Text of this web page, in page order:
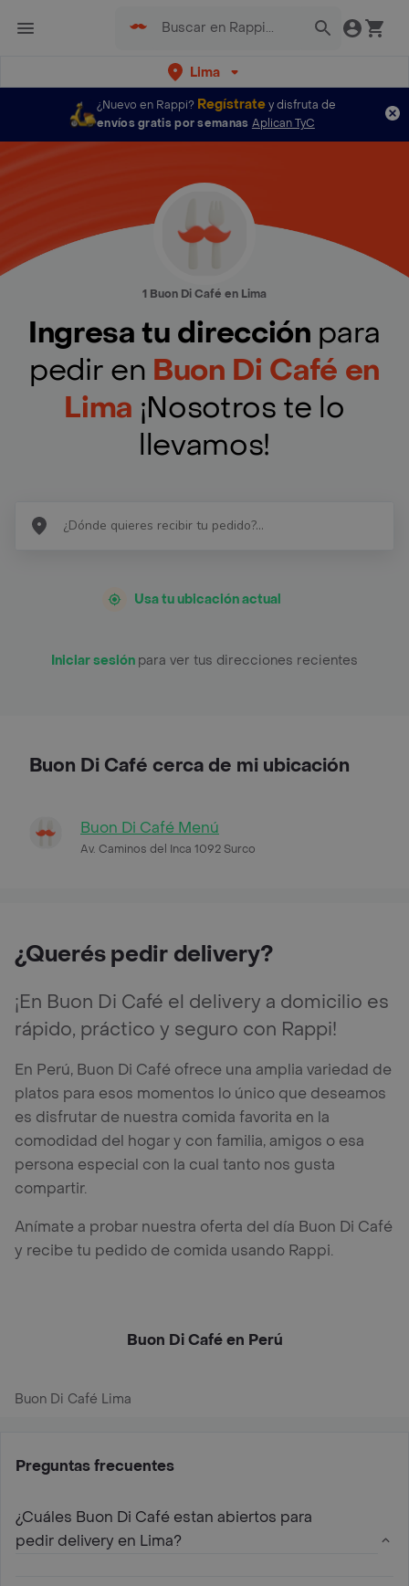
Lima
¿Nuevo en Rappi? Regístratey disfruta de
envíos gratis por semanas Aplican TyC
1 Buon Di Café en Lima
Ingresa tu dirección para
pedir en Buon Di Café en
Lima ¡Nosotros te lo
llevamos!
Usa tu ubicación actual
Iniciar sesión para ver tus direcciones recientes
Buon Di Café cerca de mi ubicación
Buon Di Café Menú
Av. Caminos del Inca 1092 Surco
¿Querés pedir delivery?
¡En Buon Di Café el delivery a domicilio es
rápido, práctico y seguro con Rappi!
En Perú, Buon Di Café ofrece una amplia variedad de
platos para esos momentos lo único que deseamos
es disfrutar de nuestra comida favorita en la
comodidad del hogar y con familia, amigos o esa
persona especial con la cual tanto nos gusta
compartir.
Anímate a probar nuestra oferta del día Buon Di Café
y recibe tu pedido de comida usando Rappi.
Buon Di Café en Perú
Buon Di Café Lima
Preguntas frecuentes
¿Cuáles Buon Di Café estan abiertos para
pedir delivery en Lima?